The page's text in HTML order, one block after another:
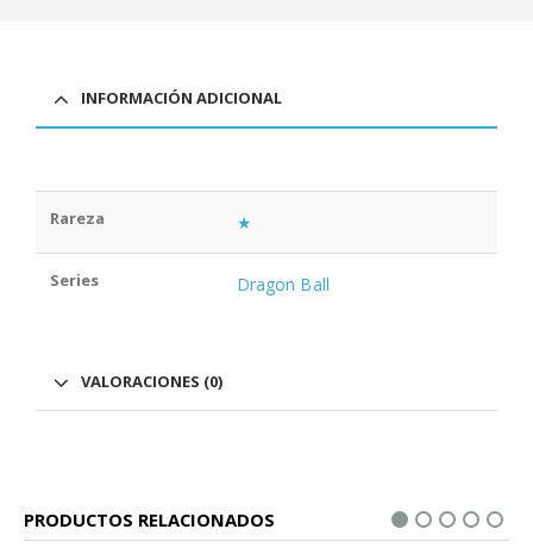
INFORMACIÓN ADICIONAL
Rareza ★
Series Dragon Ball
VALORACIONES (0)
PRODUCTOS RELACIONADOS